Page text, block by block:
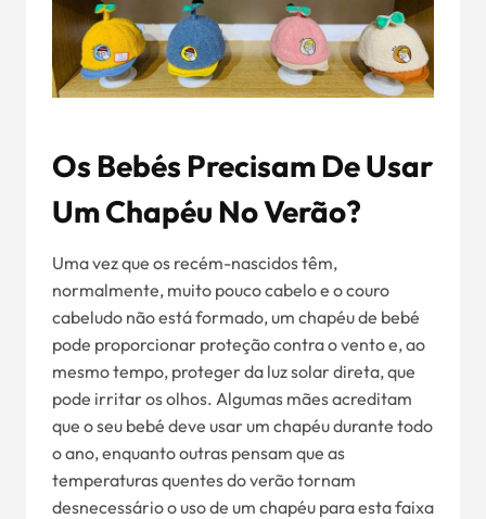
Os Bebés Precisam De Usar
Um Chapéu No Verão?
Uma vez que os recém-nascidos têm,
normalmente, muito pouco cabelo e o couro
cabeludo não está formado, um chapéu de bebé
pode proporcionar proteção contra o vento e, ao
mesmo tempo, proteger da luz solar direta, que
pode irritar os olhos. Algumas mães acreditam
que o seu bebé deve usar um chapéu durante todo
o ano, enquanto outras pensam que as
temperaturas quentes do verão tornam
desnecessário o uso de um chapéu para esta faixa